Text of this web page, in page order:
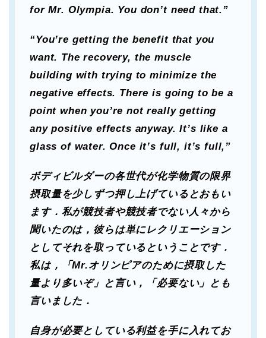
for Mr. Olympia. You don’t need that.”
“You’re getting the benefit that you
want. The recovery, the muscle
building with trying to minimize the
negative effects. There is going to be a
point when you’re not really getting
any positive effects anyway. It’s like a
glass of water. Once it’s full, it’s full,”
ボディビルダーの各世代が化学物質の限界
摂取量を少しずつ押し上げているとおもい
ます．私が競技者や競技者でない人々から
聞いたのは，彼らは単にレクリエーション
としてそれを取っているということです．
私は，「Mr.オリンピアのために摂取した
量より多いぞ」と言い，「必要ない」とも
言いました．
自身が必要としている利益を手に入れてお